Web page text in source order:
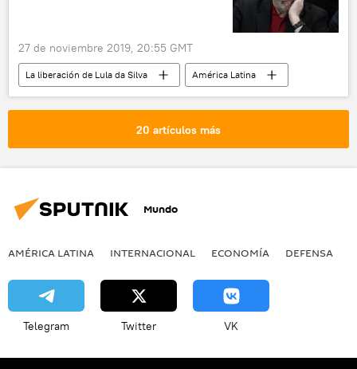
27 de noviembre 2019, 20:55 GMT
La liberación de Lula da Silva
América Latina
Internacional
Luiz Inacio Lula da Silva
20 artículos más
Mundo
AMÉRICA LATINA INTERNACIONAL ECONOMÍA DEFENSA
Telegram Twitter VK